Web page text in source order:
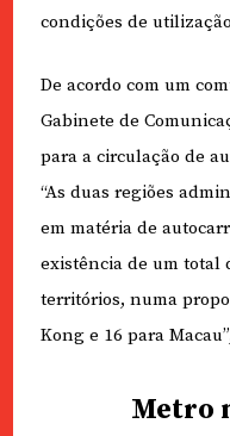
condições de
De acordo com um
Gabinete de
para a circulação de
“As duas regiões
em matéria de
existência de um total
territórios, numa
Kong e 16 para
Metro